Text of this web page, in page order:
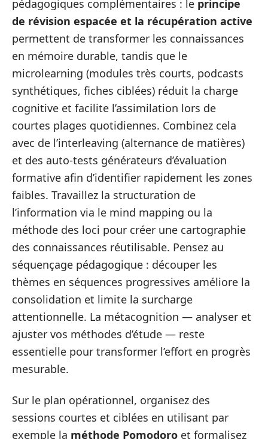
pédagogiques complémentaires : le principe
de révision espacée et la récupération active
permettent de transformer les connaissances
en mémoire durable, tandis que le
microlearning (modules très courts, podcasts
synthétiques, fiches ciblées) réduit la charge
cognitive et facilite l’assimilation lors de
courtes plages quotidiennes. Combinez cela
avec de l’interleaving (alternance de matières)
et des auto‑tests générateurs d’évaluation
formative afin d’identifier rapidement les zones
faibles. Travaillez la structuration de
l’information via le mind mapping ou la
méthode des loci pour créer une cartographie
des connaissances réutilisable. Pensez au
séquençage pédagogique : découper les
thèmes en séquences progressives améliore la
consolidation et limite la surcharge
attentionnelle. La métacognition — analyser et
ajuster vos méthodes d’étude — reste
essentielle pour transformer l’effort en progrès
mesurable.
Sur le plan opérationnel, organisez des
sessions courtes et ciblées en utilisant par
exemple la méthode Pomodoro et formalisez